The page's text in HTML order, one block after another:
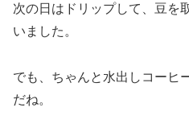
次の日はドリップして、豆を
いました。
でも、ちゃんと水出しコーヒ
だね。